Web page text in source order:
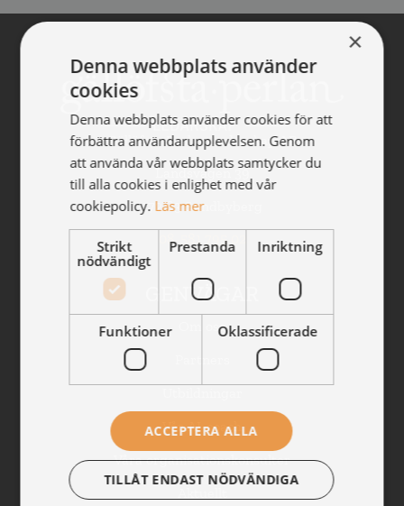
Gällöfsta Perlan Ledarskap AB
Landsvägen 39
172 63 Sundbyberg
08-581 795 02
GENVÄGAR
Om oss
Vår AI-coach
Våra organisationskonsulter
×
Denna webbplats använder
cookies
Denna webbplats använder cookies för att
förbättra användarupplevelsen. Genom
att använda vår webbplats samtycker du
till alla cookies i enlighet med vår
cookiepolicy. Läs mer
Strikt
nödvändigt
Prestanda Inriktning
Funktioner Oklassificerade
ACCEPTERA ALLA
TILLÅT ENDAST NÖDVÄNDIGA